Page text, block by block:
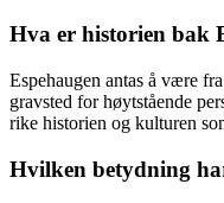
Hva er historien bak
Espehaugen antas å være
gravsted for høytstående
rike historien og kulturen
Hvilken betydning